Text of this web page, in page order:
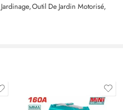
Jardinage,Outil De Jardin Motorisé,